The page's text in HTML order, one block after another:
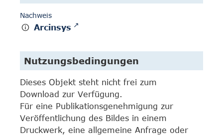
Nachweis
Arcinsys
Nutzungsbedingungen
Dieses Objekt steht nicht frei zum
Download zur Verfügung.
Für eine Publikationsgenehmigung zur
Veröffentlichung des Bildes in einem
Druckwerk, eine allgemeine Anfrage oder